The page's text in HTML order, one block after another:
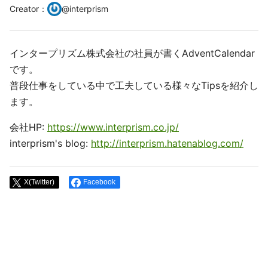
Creator ： @interprism
インタープリズム株式会社の社員が書くAdventCalendar
です。
普段仕事をしている中で工夫している様々なTipsを紹介し
ます。
会社HP: https://www.interprism.co.jp/
interprism's blog: http://interprism.hatenablog.com/
X(Twitter) Facebook